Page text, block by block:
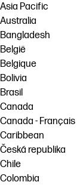
Asia Pacific
Australia
Bangladesh
België
Belgique
Bolivia
Brasil
Canada
Canada - Français
Caribbean
Česká republika
Chile
Colombia